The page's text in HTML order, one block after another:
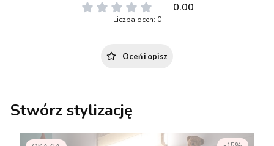
0.00
Liczba ocen: 0
Oceń i opisz
Stwórz stylizację